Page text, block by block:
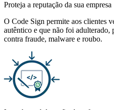
Proteja a reputação da sua empresa
O Code Sign permite aos clientes
autêntico e que não foi adulterado,
contra fraude, malware e roubo.